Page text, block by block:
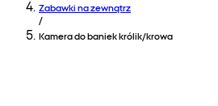
Zabawki na zewnątrz
/
Kamera do baniek królik/krowa